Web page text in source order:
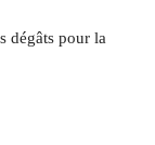
dégâts pour la